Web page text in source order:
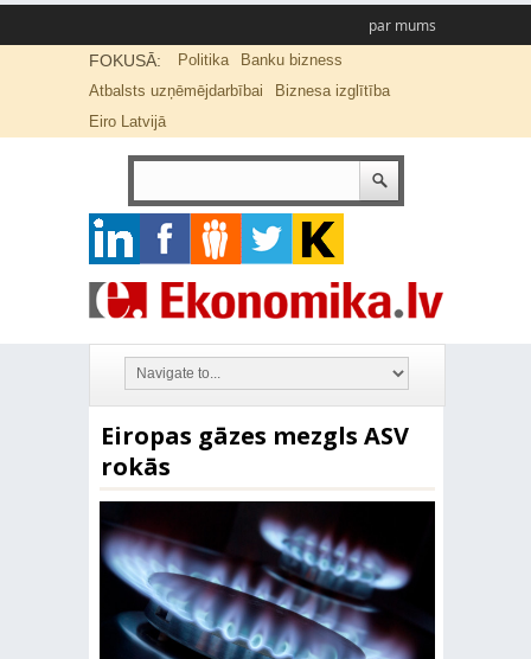
par mums
FOKUSĀ: Politika
Banku bizness
Atbalsts uzņēmējdarbībai
Biznesa izglītība
Eiro Latvijā
Eiropas gāzes mezgls ASV
rokās